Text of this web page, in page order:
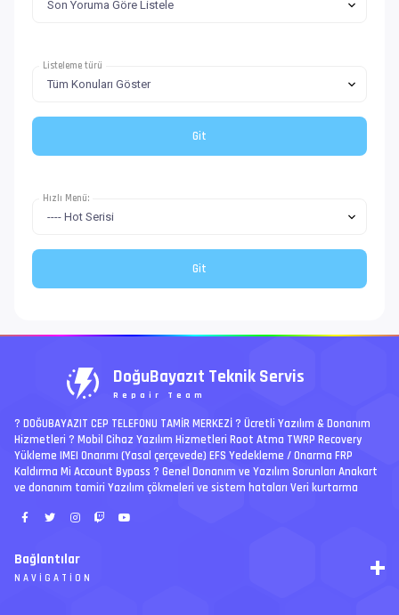
Listeleme türü
Hızlı Menü:
DoğuBayazıt Teknik Servis
Repair Team
? DOĞUBAYAZIT CEP TELEFONU TAMİR MERKEZİ ?️ Ücretli Yazılım & Donanım
Hizmetleri ? Mobil Cihaz Yazılım Hizmetleri Root Atma TWRP Recovery
Yükleme IMEI Onarımı (Yasal çerçevede) EFS Yedekleme / Onarma FRP
Kaldırma Mi Account Bypass ? Genel Donanım ve Yazılım Sorunları Anakart
ve donanım tamiri Yazılım çökmeleri ve sistem hataları Veri kurtarma
Bağlantılar
NAVIGATION